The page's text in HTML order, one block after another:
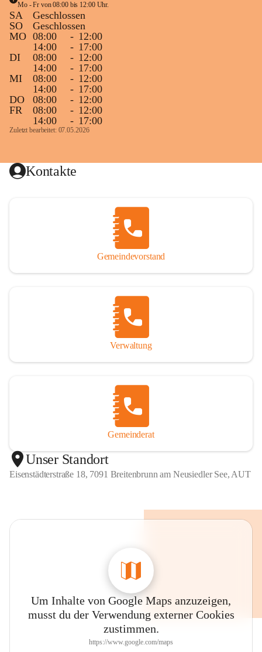
Mo - Fr von 08:00 bis 12:00 Uhr.
SA
Geschlossen
SO
Geschlossen
MO 08:00 - 12:00
14:00
- 17:00
DI
08:00 - 12:00
14:00
- 17:00
MI
08:00 - 12:00
14:00
- 17:00
DO
08:00 - 12:00
FR
08:00 - 12:00
14:00
- 17:00
Zuletzt bearbeitet: 07.05.2026
Kontakte
Gemeindevorstand
Verwaltung
Gemeinderat
Unser Standort
Eisenstädterstraße 18, 7091 Breitenbrunn am Neusiedler See, AUT
Um Inhalte von Google Maps anzuzeigen,
musst du der Verwendung externer Cookies
zustimmen.
https://www.google.com/maps